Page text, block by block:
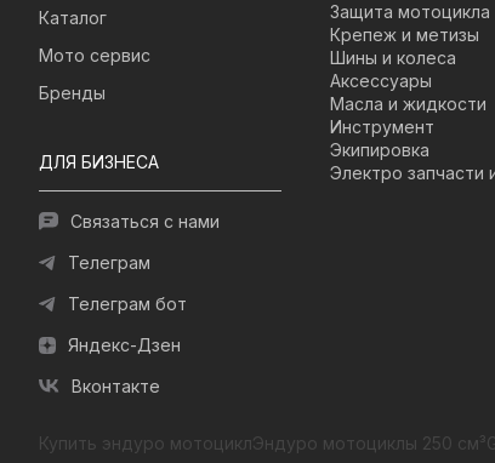
Каталог
Мото сервис
Бренды
ДЛЯ БИЗНЕСА
Связаться с нами
Телеграм
Телеграм бот
Яндекс-Дзен
Вконтакте
Защита мотоцикла
Крепеж и метизы
Шины и колеса
Аксессуары
Масла и жидкости
Инструмент
Экипировка
Электро запчасти
Купить эндуро мотоциклЭндуро мотоциклы 250 см³